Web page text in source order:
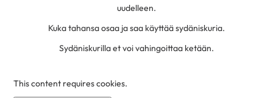
uudelleen.
Kuka tahansa osaa ja saa käyttää sydäniskuria.
Sydäniskurilla et voi vahingoittaa ketään.
This content requires cookies.